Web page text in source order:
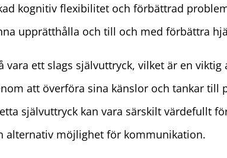
kognitiv flexibilitet och förbättrad
upprätthålla och till och med förbättra
vara ett slags självuttryck, vilket är en
att överföra sina känslor och tankar
självuttryck kan vara särskilt värdefullt
alternativ möjlighet för kommunikation.